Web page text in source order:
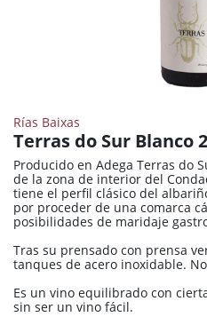
Rías Baixas
Terras do Sur Blanco
Producido en Adega Terras do
de la zona de interior del
tiene el perfil clásico del
por proceder de una comarca
posibilidades de maridaje
Tras su prensado con prensa
tanques de acero inoxidable.
Es un vino equilibrado con
sin ser un vino fácil.